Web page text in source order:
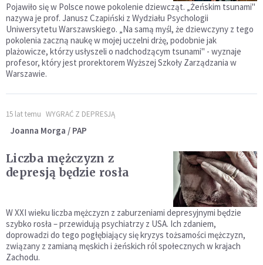
Pojawiło się w Polsce nowe pokolenie dziewcząt. „Żeńskim tsunami"
nazywa je prof. Janusz Czapiński z Wydziału Psychologii
Uniwersytetu Warszawskiego. „Na samą myśl, że dziewczyny z tego
pokolenia zaczną naukę w mojej uczelni drżę, podobnie jak
plażowicze, którzy usłyszeli o nadchodzącym tsunami" - wyznaje
profesor, który jest prorektorem Wyższej Szkoły Zarządzania w
Warszawie.
15 lat temu WYGRAĆ Z DEPRESJĄ
Joanna Morga / PAP
Liczba mężczyzn z
depresją będzie rosła
W XXI wieku liczba mężczyzn z zaburzeniami depresyjnymi będzie
szybko rosła – przewidują psychiatrzy z USA. Ich zdaniem,
doprowadzi do tego pogłębiający się kryzys tożsamości mężczyzn,
związany z zamianą męskich i żeńskich ról społecznych w krajach
Zachodu.